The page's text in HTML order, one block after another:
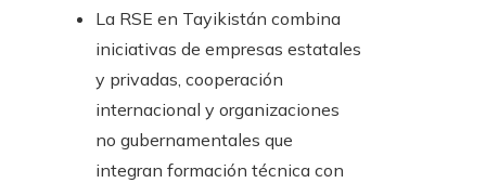
La RSE en Tayikistán combina
iniciativas de empresas estatales
y privadas, cooperación
internacional y organizaciones
no gubernamentales que
integran formación técnica con